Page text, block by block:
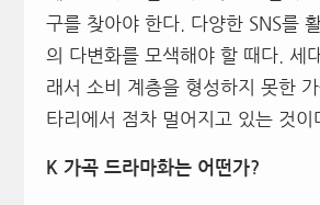
구를 찾아야 한다. 다양한 SNS를
의 다변화를 모색해야 할 때다. 세
래서 소비 계층을 형성하지 못한
타리에서 점차 멀어지고 있는 것이
K 가곡 드라마화는 어떤가?